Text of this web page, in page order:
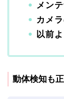
メン
カメ
以前
動体検知も